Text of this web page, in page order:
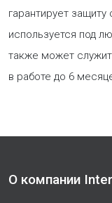
гарантирует
используется под
также может
в работе до 6
О компании